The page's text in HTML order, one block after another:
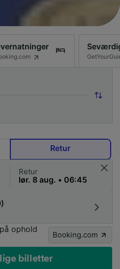
Retur
Retur
ophold
Booking.com
billetter